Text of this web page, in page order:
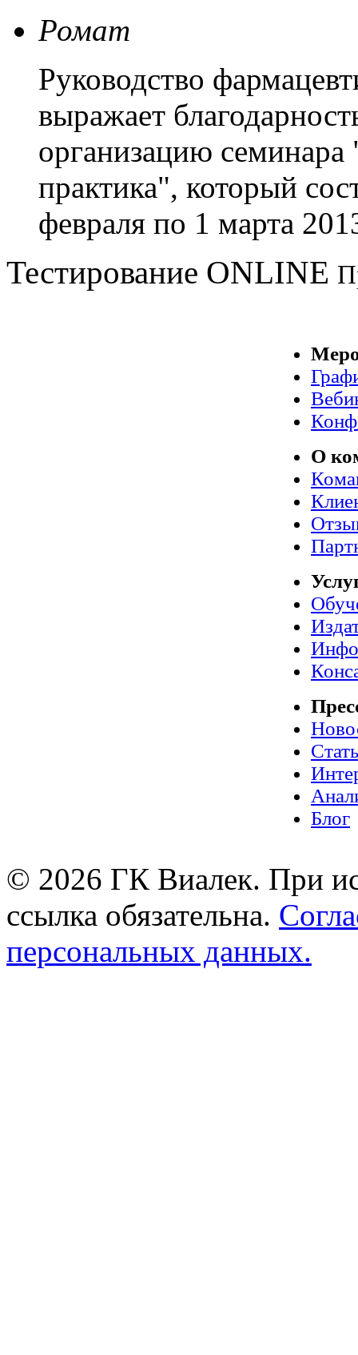
Ромат
Руководство
выражает
организацию
практика", который
февраля по 1 марта
Тестирование ONLINE
О
Блог
© 2026 ГК Виалек. При
ссылка обязательна.
персональных данных.